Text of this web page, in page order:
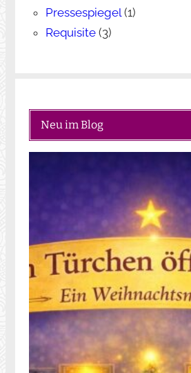
Pressespiegel(1)
Requisite(3)
Neu im Blog